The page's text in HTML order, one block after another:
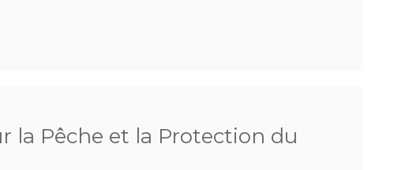
la Pêche et la Protection du